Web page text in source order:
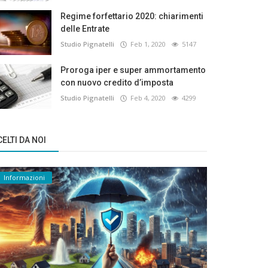
Regime forfettario 2020: chiarimenti
delle Entrate
Studio Pignatelli Feb 1, 2020 5147
Proroga iper e super ammortamento
con nuovo credito d’imposta
Studio Pignatelli Feb 4, 2020 4299
DA NOI
Informazioni